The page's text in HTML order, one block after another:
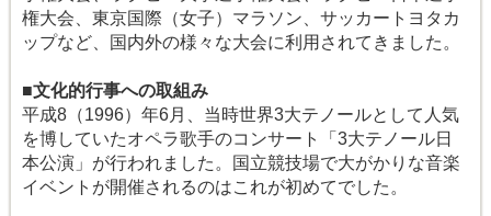
権大会、東京国際（女子）マラソン、サッカートヨタカ
ップなど、国内外の様々な大会に利用されてきました。
■文化的行事への取組み
平成8（1996）年6月、当時世界3大テノールとして人気
を博していたオペラ歌手のコンサート「3大テノール日
本公演」が行われました。国立競技場で大がかりな音楽
イベントが開催されるのはこれが初めてでした。